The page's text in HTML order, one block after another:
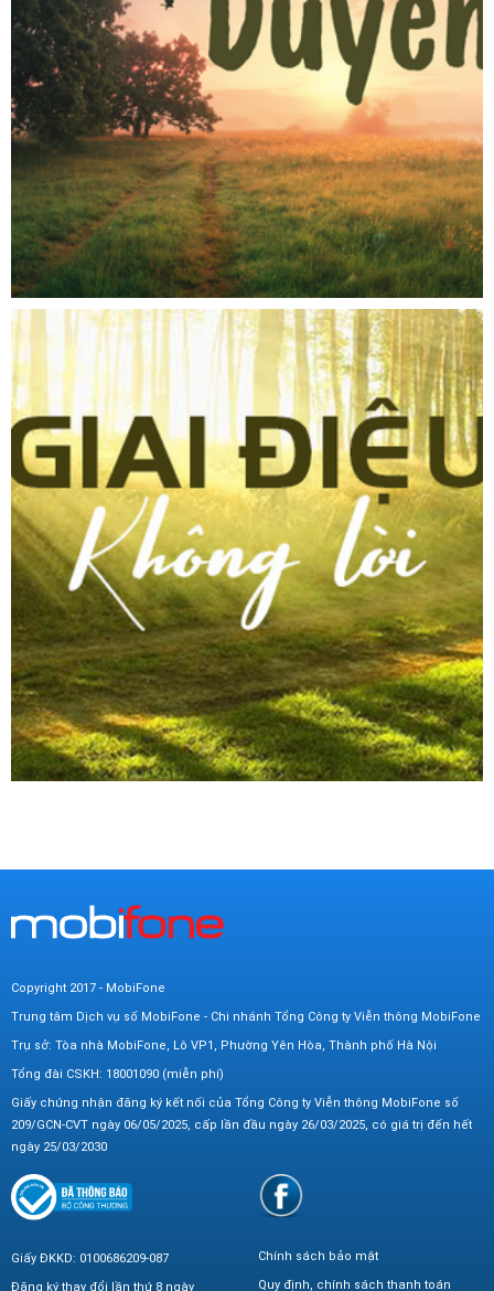
Copyright 2017 - MobiFone
Trung tâm Dịch vụ số MobiFone - Chi nhánh Tổng Công ty Viễn thông MobiFone
Trụ sở: Tòa nhà MobiFone, Lô VP1, Phường Yên Hòa, Thành phố Hà Nội
Tổng đài CSKH: 18001090 (miễn phí)
Giấy chứng nhận đăng ký kết nối của Tổng Công ty Viễn thông MobiFone số
209/GCN-CVT ngày 06/05/2025, cấp lần đầu ngày 26/03/2025, có giá trị đến hết
ngày 25/03/2030
Giấy ĐKKD: 0100686209-087
Đăng ký thay đổi lần thứ 8 ngày
Chính sách bảo mật
Quy định, chính sách thanh toán